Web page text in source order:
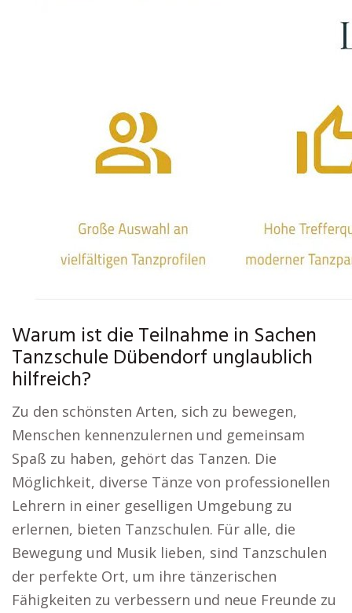
Warum ist die Teilnahme in Sachen
Tanzschule Dübendorf unglaublich
hilfreich?
Zu den schönsten Arten, sich zu bewegen,
Menschen kennenzulernen und gemeinsam
Spaß zu haben, gehört das Tanzen. Die
Möglichkeit, diverse Tänze von professionellen
Lehrern in einer geselligen Umgebung zu
erlernen, bieten Tanzschulen. Für alle, die
Bewegung und Musik lieben, sind Tanzschulen
der perfekte Ort, um ihre tänzerischen
Fähigkeiten zu verbessern und neue Freunde zu